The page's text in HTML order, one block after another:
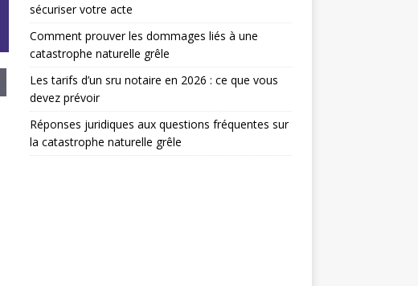
sécuriser votre acte
Comment prouver les dommages liés à une
catastrophe naturelle grêle
Les tarifs d’un sru notaire en 2026 : ce que vous
devez prévoir
Réponses juridiques aux questions fréquentes sur
la catastrophe naturelle grêle